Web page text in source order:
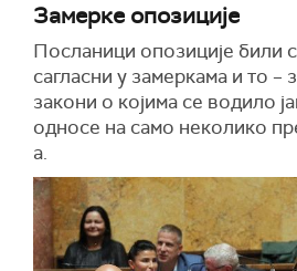
Замерке опозиције
Посланици опозиције били
сагласни у замеркама и то –
закони о којима се водило
односе на само неколико
а.